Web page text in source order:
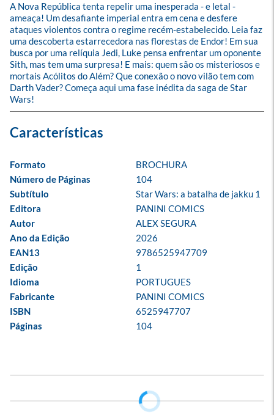
A Nova República tenta repelir uma inesperada - e letal -
ameaça! Um desafiante imperial entra em cena e desfere
ataques violentos contra o regime recém-estabelecido. Leia faz
uma descoberta estarrecedora nas florestas de Endor! Em sua
busca por uma relíquia Jedi, Luke pensa enfrentar um oponente
Sith, mas tem uma surpresa! E mais: quem são os misteriosos e
mortais Acólitos do Além? Que conexão o novo vilão tem com
Darth Vader? Começa aqui uma fase inédita da saga de Star
Wars!
Formato
BROCHURA
Número de Páginas
104
Subtítulo
Star Wars: a batalha de jakku 1
Editora
PANINI COMICS
Autor
ALEX SEGURA
Ano da Edição
2026
EAN13
9786525947709
Edição
1
Idioma
PORTUGUES
Fabricante
PANINI COMICS
ISBN
6525947707
Páginas
104